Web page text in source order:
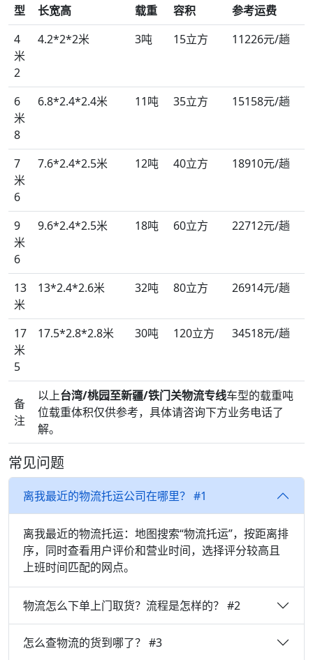
型
长宽高 载重 容积
参考运费
4
米
2
4.2*2*2米 3吨 15立方 11226元/趟
6
米
8
6.8*2.4*2.4米 11吨 35立方 15158元/趟
7
米
6
7.6*2.4*2.5米 12吨 40立方 18910元/趟
9
米
6
9.6*2.4*2.5米 18吨 60立方 22712元/趟
13
米
13*2.4*2.6米 32吨 80立方 26914元/趟
17
米
5
17.5*2.8*2.8米 30吨 120立方 34518元/趟
备
注
以上台湾/桃园至新疆/铁门关物流专线车型的载重吨
位载重体积仅供参考，具体请咨询下方业务电话了
解。
常见问题
离我最近的物流托运公司在哪里？ #1
离我最近的物流托运：地图搜索“物流托运”，按距离排
序，同时查看用户评价和营业时间，选择评分较高且
上班时间匹配的网点。
物流怎么下单上门取货？流程是怎样的？ #2
怎么查物流的货到哪了？ #3